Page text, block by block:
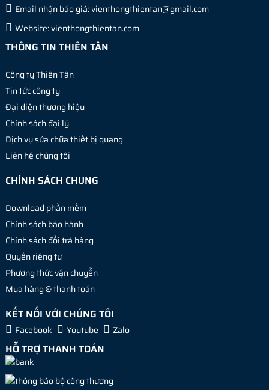
Email nhận báo giá:vienthongthientan@gmail.com
Website:vienthongthientan.com
THÔNG TIN THIÊN TÂN
Công ty Thiên Tân
Tin tức công ty
Đại diện thương hiệu
Chính sách đại lý
Dịch vụ sửa chữa thiết bị quang
Liên hệ chúng tôi
CHÍNH SÁCH CHUNG
Download phần mềm
Chính sách bảo hành
Chính sách đổi trả hàng
Quyền riêng tư
Phương thức vận chuyển
Mua hàng & thanh toán
KẾT NỐI VỚI CHÚNG TÔI
Facebook Youtube Zalo
HỖ TRỢ THANH TOÁN